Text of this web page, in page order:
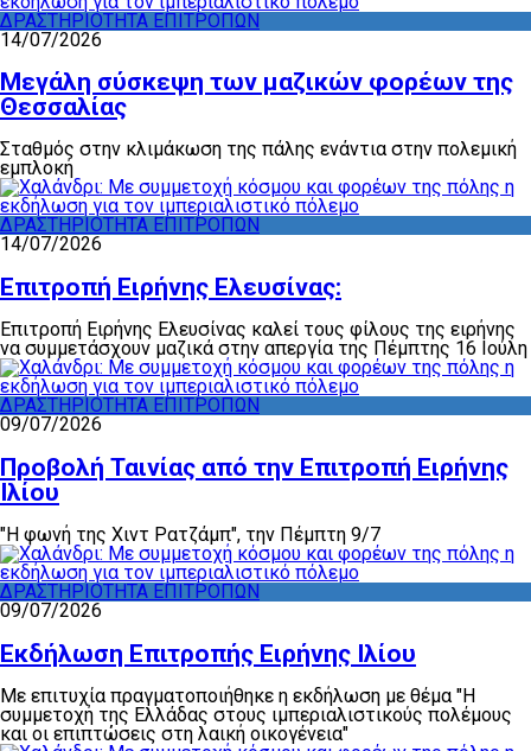
ΔΡΑΣΤΗΡΙΟΤΗΤΑ ΕΠΙΤΡΟΠΩΝ
14/07/2026
Μεγάλη σύσκεψη των μαζικών φορέων της
Θεσσαλίας
Σταθμός στην κλιμάκωση της πάλης ενάντια στην πολεμική
εμπλοκή
ΔΡΑΣΤΗΡΙΟΤΗΤΑ ΕΠΙΤΡΟΠΩΝ
14/07/2026
Επιτροπή Ειρήνης Ελευσίνας:
Επιτροπή Ειρήνης Ελευσίνας καλεί τους φίλους της ειρήνης
να συμμετάσχουν μαζικά στην απεργία της Πέμπτης 16 Ιούλη
ΔΡΑΣΤΗΡΙΟΤΗΤΑ ΕΠΙΤΡΟΠΩΝ
09/07/2026
Προβολή Ταινίας από την Επιτροπή Ειρήνης
Ιλίου
"Η φωνή της Χιντ Ρατζάμπ", την Πέμπτη 9/7
ΔΡΑΣΤΗΡΙΟΤΗΤΑ ΕΠΙΤΡΟΠΩΝ
09/07/2026
Εκδήλωση Επιτροπής Ειρήνης Ιλίου
Με επιτυχία πραγματοποιήθηκε η εκδήλωση με θέμα "Η
συμμετοχή της Ελλάδας στους ιμπεριαλιστικούς πολέμους
και οι επιπτώσεις στη λαική οικογένεια"